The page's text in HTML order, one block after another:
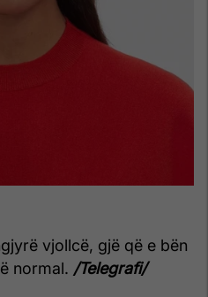
vjollcë, gjë që e bën
normal. /Telegrafi/